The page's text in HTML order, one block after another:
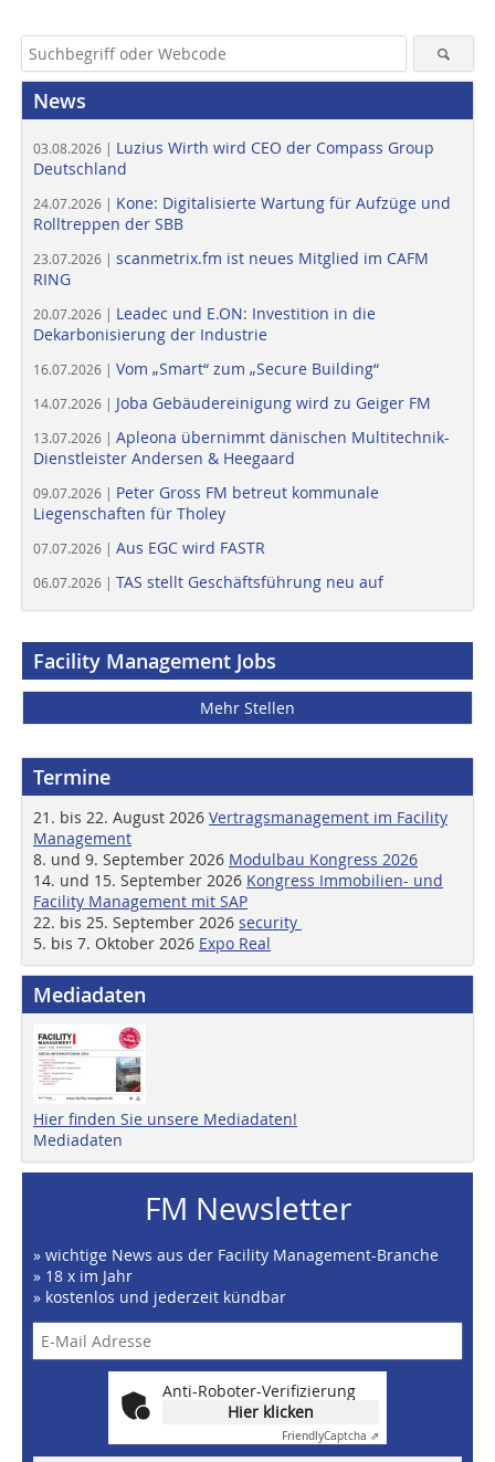
News
03.08.2026 | Luzius Wirth wird CEO der Compass Group
Deutschland
24.07.2026 | Kone: Digitalisierte Wartung für Aufzüge und
Rolltreppen der SBB
23.07.2026 | scanmetrix.fm ist neues Mitglied im CAFM
RING
20.07.2026 | Leadec und E.ON: Investition in die
Dekarbonisierung der Industrie
16.07.2026 | Vom „Smart“ zum „Secure Building“
14.07.2026 | Joba Gebäudereinigung wird zu Geiger FM
13.07.2026 | Apleona übernimmt dänischen Multitechnik-
Dienstleister Andersen & Heegaard
09.07.2026 | Peter Gross FM betreut kommunale
Liegenschaften für Tholey
07.07.2026 | Aus EGC wird FASTR
06.07.2026 | TAS stellt Geschäftsführung neu auf
Facility Management Jobs
Mehr Stellen
Termine
21. bis 22. August 2026 Vertragsmanagement im Facility
Management
8. und 9. September 2026 Modulbau Kongress 2026
14. und 15. September 2026 Kongress Immobilien- und
Facility Management mit SAP
22. bis 25. September 2026 security
5. bis 7. Oktober 2026 Expo Real
Mediadaten
Hier finden Sie unsere Mediadaten!
Mediadaten
FM Newsletter
» wichtige News aus der Facility Management-Branche
» 18 x im Jahr
» kostenlos und jederzeit kündbar
Anti-Roboter-Verifizierung
Hier klicken
FriendlyCaptcha ⇗